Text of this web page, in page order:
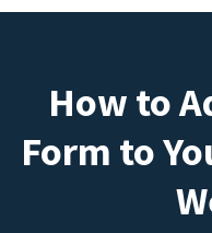
How to
Form to